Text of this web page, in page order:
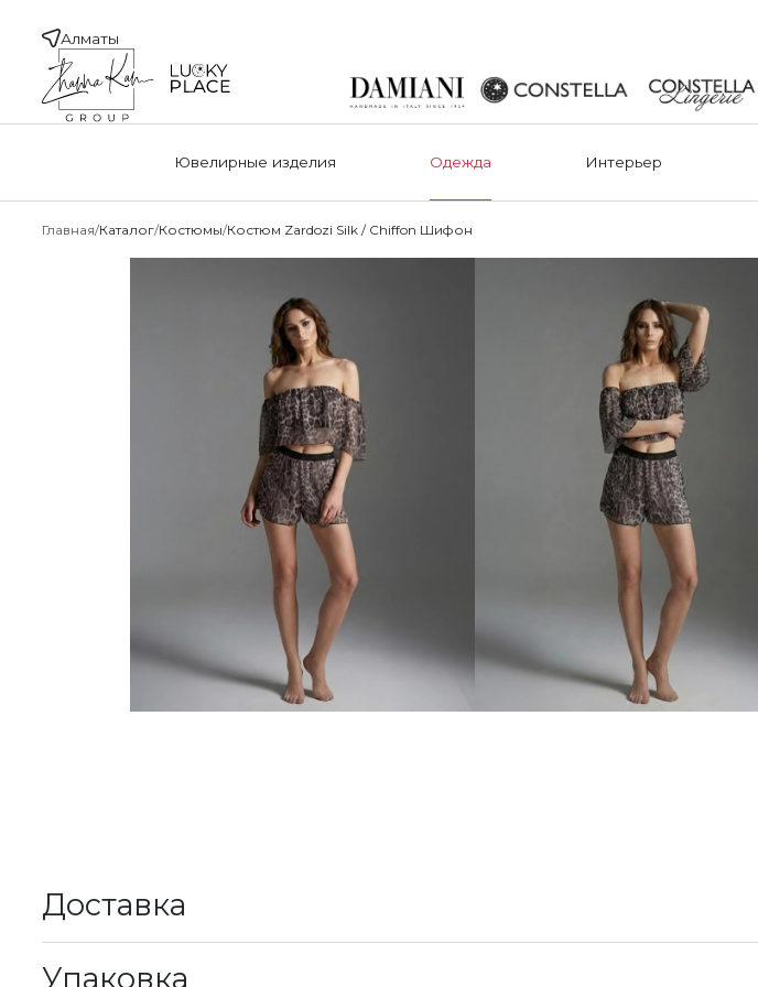
Алматы
Ювелирные изделия Одежда Интерьер
Главная Каталог Костюмы Костюм Zardozi Silk / Chiffon Шифон
Доставка
Упаковка